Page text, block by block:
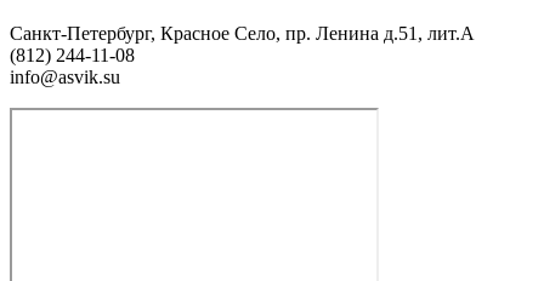
Санкт-Петербург, Красное Село, пр. Ленина д.51, лит.А
(812) 244-11-08
info@asvik.su